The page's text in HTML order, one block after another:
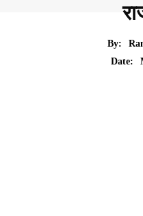
By:
Date: